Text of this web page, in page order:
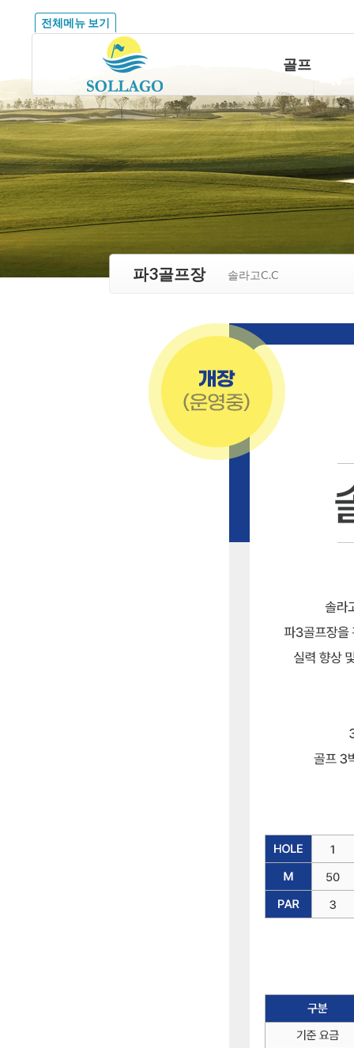
전체메뉴 보기
골프
파3골프장 솔라고C.C